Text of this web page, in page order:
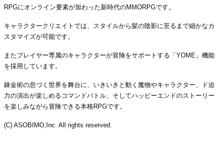
RPGにオンライン要素が加わった新時代のMMORPGです。
キャラクタークリエイトでは、スタイルから髪の陰影に至るまで細かなカ
スタマイズが可能です。
またプレイヤー専属のキャラクターが冒険をサポートする「YOME」機能
を採用しています。
錬金術の息づく世界を舞台に、いきいきと動く魔物やキャラクター、ド迫
力の演出が楽しめるコマンドバトル、そしてハッピーエンドのストーリー
を楽しみながら冒険できる本格RPGです。
(C) ASOBIMO,Inc. All rights reserved.